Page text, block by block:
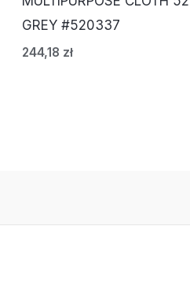
GREY #520337
244,18 zł